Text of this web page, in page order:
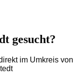
gesucht?
im Umkreis von